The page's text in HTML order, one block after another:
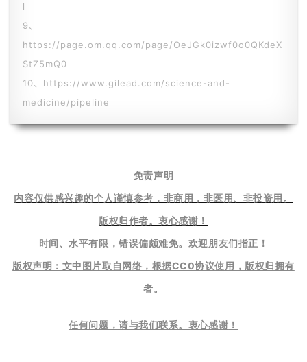
h
我
l
9、
https://page.om.qq.com/page/OeJGk0izwf0o0QKdeX
StZ5mQ0
10、https://www.gilead.com/science-and-
medicine/pipeline
免责声明
内容仅供感兴趣的个人谨慎参考，非商用，非医用、非投资用。
版权归作者。衷心感谢！
时间、水平有限，错误偏颇难免。欢迎朋友们指正！
版权声明：文中图片取自网络，根据CC0协议使用，版权归拥有
者。
任何问题，请与我们联系。衷心感谢 ！